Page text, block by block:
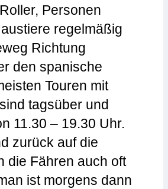
Personen
regelmäßig
Richtung
den spanische
Touren mit
tagsüber und
11.30 – 19.30 Uhr.
zurück auf die
die Fähren auch oft
ist morgens dann